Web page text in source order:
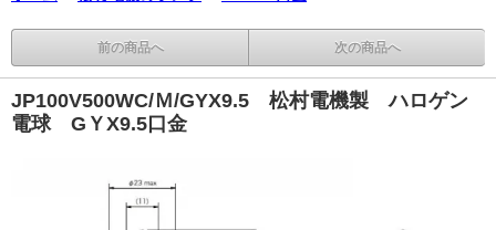
前の商品へ 次の商品へ
JP100V500WC/Ｍ/GYX9.5 松村電機製 ハロゲン
電球 GＹX9.5口金